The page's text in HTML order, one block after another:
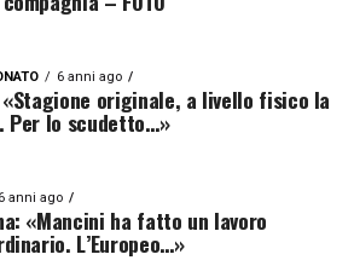
6 anni ago
originale, a livello fisico la
Per lo scudetto…»
6 anni ago
«Mancini ha fatto un lavoro
L’Europeo…»